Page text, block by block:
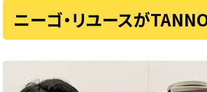
ニーゴ・リユースが